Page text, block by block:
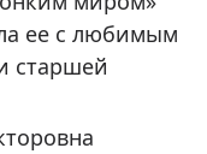
ее с любимым
старшей